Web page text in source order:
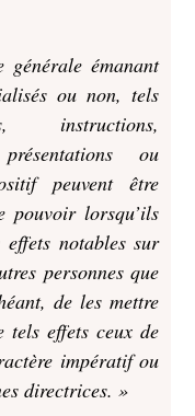
générale émanant
ou non, tels
ou
peuvent être
pouvoir lorsqu’ils
effets notables sur
personnes que
de les mettre
tels effets ceux de
impératif ou
directrices. »